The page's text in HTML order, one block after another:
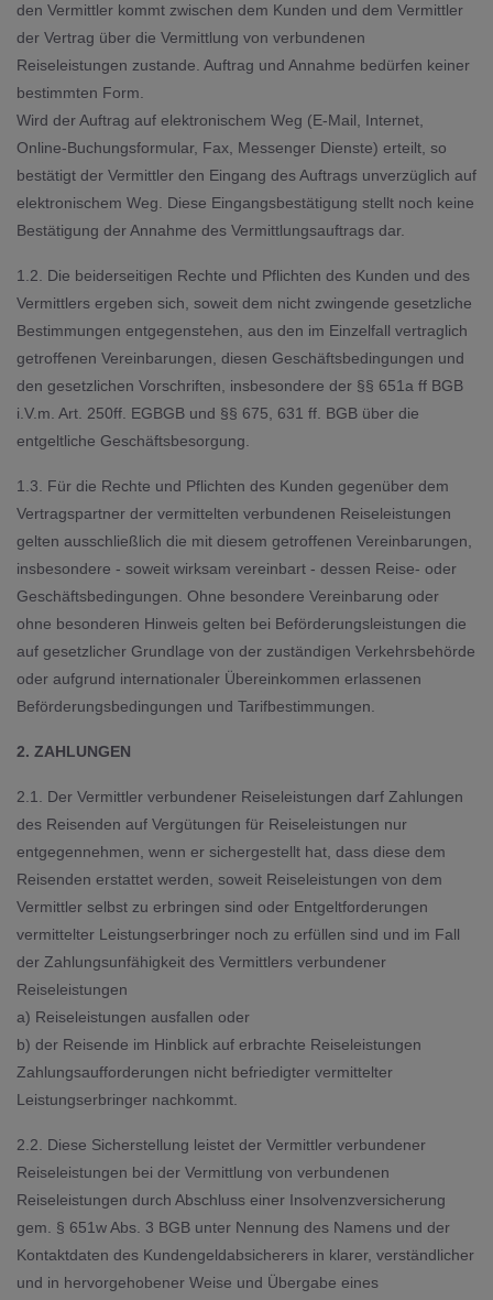
den Vermittler kommt zwischen dem Kunden und dem Vermittler
der Vertrag über die Vermittlung von verbundenen
Reiseleistungen zustande. Auftrag und Annahme bedürfen keiner
bestimmten Form.
Wird der Auftrag auf elektronischem Weg (E-Mail, Internet,
Online-Buchungsformular, Fax, Messenger Dienste) erteilt, so
bestätigt der Vermittler den Eingang des Auftrags unverzüglich auf
elektronischem Weg. Diese Eingangsbestätigung stellt noch keine
Bestätigung der Annahme des Vermittlungsauftrags dar.
1.2. Die beiderseitigen Rechte und Pflichten des Kunden und des
Vermittlers ergeben sich, soweit dem nicht zwingende gesetzliche
Bestimmungen entgegenstehen, aus den im Einzelfall vertraglich
getroffenen Vereinbarungen, diesen Geschäftsbedingungen und
den gesetzlichen Vorschriften, insbesondere der §§ 651a ff BGB
i.V.m. Art. 250ff. EGBGB und §§ 675, 631 ff. BGB über die
entgeltliche Geschäftsbesorgung.
1.3. Für die Rechte und Pflichten des Kunden gegenüber dem
Vertragspartner der vermittelten verbundenen Reiseleistungen
gelten ausschließlich die mit diesem getroffenen Vereinbarungen,
insbesondere - soweit wirksam vereinbart - dessen Reise- oder
Geschäftsbedingungen. Ohne besondere Vereinbarung oder
ohne besonderen Hinweis gelten bei Beförderungsleistungen die
auf gesetzlicher Grundlage von der zuständigen Verkehrsbehörde
oder aufgrund internationaler Übereinkommen erlassenen
Beförderungsbedingungen und Tarifbestimmungen.
2. ZAHLUNGEN
2.1. Der Vermittler verbundener Reiseleistungen darf Zahlungen
des Reisenden auf Vergütungen für Reiseleistungen nur
entgegennehmen, wenn er sichergestellt hat, dass diese dem
Reisenden erstattet werden, soweit Reiseleistungen von dem
Vermittler selbst zu erbringen sind oder Entgeltforderungen
vermittelter Leistungserbringer noch zu erfüllen sind und im Fall
der Zahlungsunfähigkeit des Vermittlers verbundener
Reiseleistungen
a) Reiseleistungen ausfallen oder
b) der Reisende im Hinblick auf erbrachte Reiseleistungen
Zahlungsaufforderungen nicht befriedigter vermittelter
Leistungserbringer nachkommt.
2.2. Diese Sicherstellung leistet der Vermittler verbundener
Reiseleistungen bei der Vermittlung von verbundenen
Reiseleistungen durch Abschluss einer Insolvenzversicherung
gem. § 651w Abs. 3 BGB unter Nennung des Namens und der
Kontaktdaten des Kundengeldabsicherers in klarer, verständlicher
und in hervorgehobener Weise und Übergabe eines